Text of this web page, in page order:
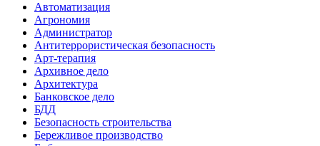
Автоматизация
Агрономия
Администратор
Антитеррористическая безопасность
Арт-терапия
Архивное дело
Архитектура
Банковское дело
БДД
Безопасность строительства
Бережливое производство